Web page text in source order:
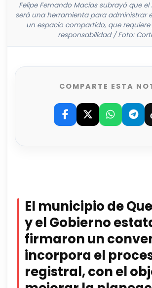
Felipe Fernando Macías subrayó que
será una herramienta para administrar
un espacio compartido, que
responsabilidad / Foto:
COMPARTE ESTA
El municipio de
y el Gobierno
firmaron un
incorpora el
registral, con el